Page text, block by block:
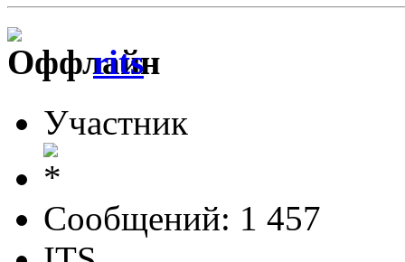
rits
Участник
Сообщений: 1 457